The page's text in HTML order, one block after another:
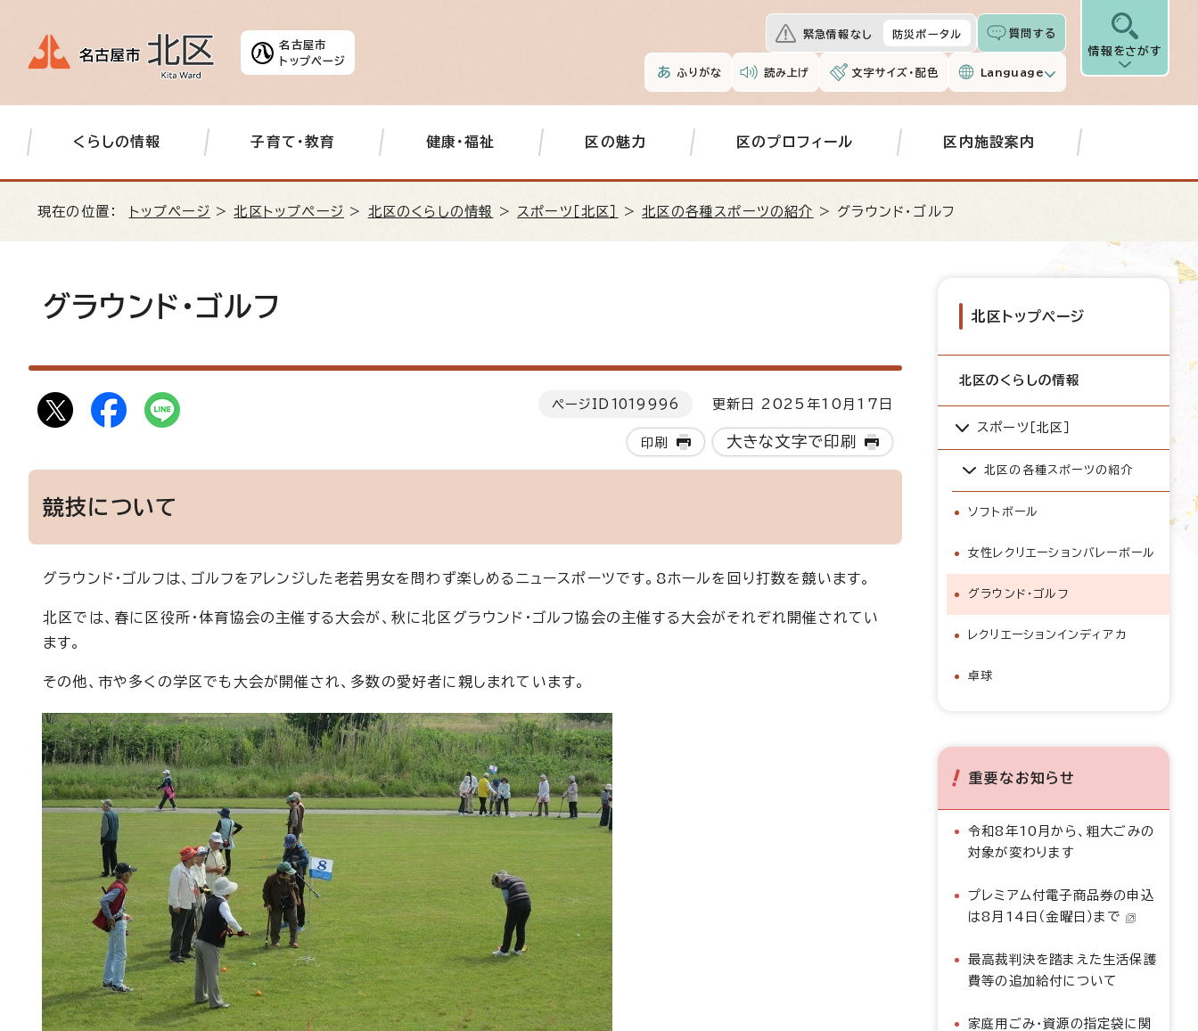
名古屋市
トップページ
緊急情報なし 防災ポータル 質問する
ふりがな 読み上げ 文字サイズ・配色 Language
情報をさがす
くらしの情報 子育て・教育 健康・福祉 区の魅力 区のプロフィール 区内施設案内
現在の位置： トップページ >北区トップページ > 北区のくらしの情報 > スポーツ［北区］ >北区の各種スポーツの紹介 > グラウンド・ゴルフ
グラウンド・ゴルフ
ページID 1019996 更新日 2025年10月17日
印刷 大きな文字で印刷
競技について
グラウンド・ゴルフは、ゴルフをアレンジした老若男女を問わず楽しめるニュースポーツです。8ホールを回り打数を競います。
北区では、春に区役所・体育協会の主催する大会が、秋に北区グラウンド・ゴルフ協会の主催する大会がそれぞれ開催されてい
ます。
その他、市や多くの学区でも大会が開催され、多数の愛好者に親しまれています。
北区トップページ
北区のくらしの情報
スポーツ［北区］
北区の各種スポーツの紹介
ソフトボール
女性レクリエーションバレーボール
グラウンド・ゴルフ
レクリエーションインディアカ
卓球
重要なお知らせ
令和8年10月から、粗大ごみの
対象が変わります
プレミアム付電子商品券の申込
は8月14日（金曜日）まで
最高裁判決を踏まえた生活保護
費等の追加給付について
家庭用ごみ・資源の指定袋に関